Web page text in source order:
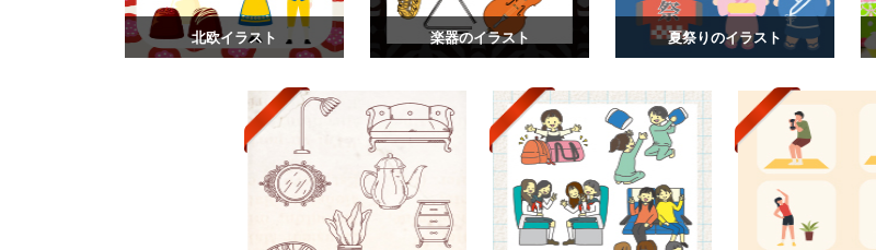
北欧イラスト 楽器のイラスト 夏祭りのイラスト